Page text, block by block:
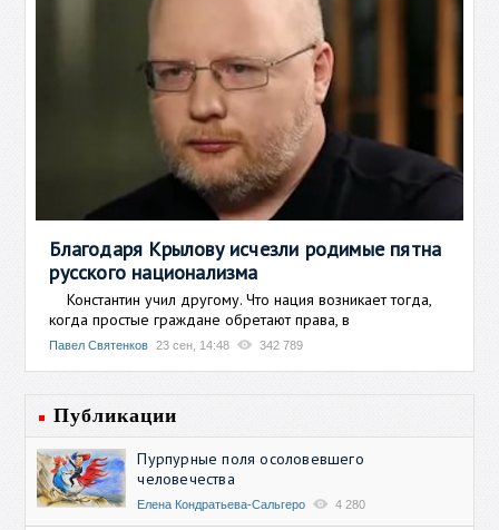
Благодаря Крылову исчезли родимые пятна
русского национализма
Константин учил другому. Что нация возникает тогда,
когда простые граждане обретают права, в
Павел Святенков 23 сен, 14:48 342 789
Публикации
Пурпурные поля осоловевшего
человечества
Елена Кондратьева-Сальгеро 4 280